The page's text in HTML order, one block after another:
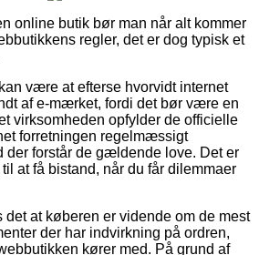
online butik bør man når alt kommer
regler, det er dog typisk et
være at efterse hvorvidt internet
af e-mærket, fordi det bør være en
virksomheden opfylder de officielle
forretningen regelmæssigt
der forstår de gældende love. Det er
at få bistand, når du får dilemmaer
at køberen er vidende om de mest
der har indvirkning på ordren,
kører med. På grund af